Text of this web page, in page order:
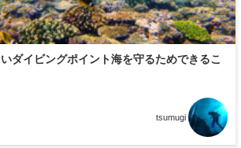
ダイビングポイント海を守るためできるこ
tsumugi